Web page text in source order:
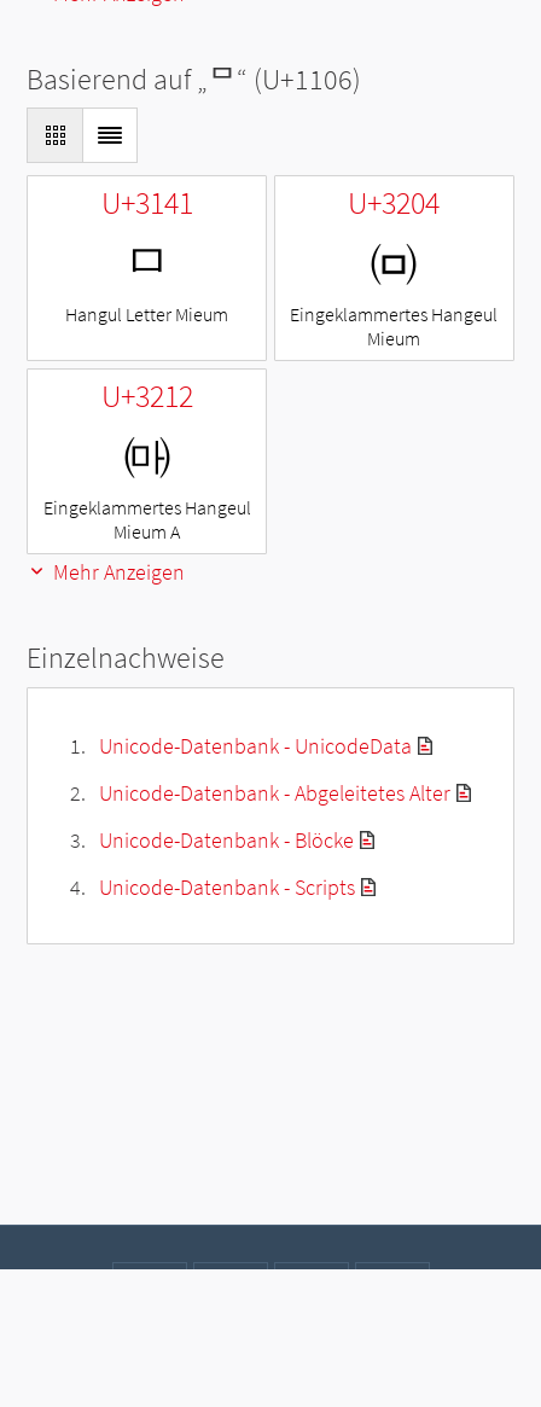
Basierend auf „ᄆ“ (U+1106)
U+3141
ㅁ
Hangul Letter Mieum
U+3204
㈄
Eingeklammertes Hangeul
Mieum
U+3212
㈒
Eingeklammertes Hangeul
Mieum A
Mehr Anzeigen
Einzelnachweise
Unicode-Datenbank - UnicodeData
Unicode-Datenbank - Abgeleitetes Alter
Unicode-Datenbank - Blöcke
Unicode-Datenbank - Scripts